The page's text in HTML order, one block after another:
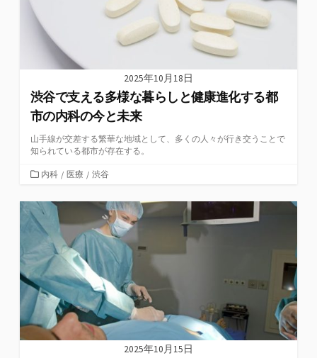
2025年10月18日
渋谷で支える多様な暮らしと健康進化する都
市の内科の今と未来
山手線が交差する繁華な地域として、多くの人々が行き交うことで
知られている都市が存在する。
カ
ゴ
リ
ー
内科 / 医療 / 渋谷
2025年10月15日